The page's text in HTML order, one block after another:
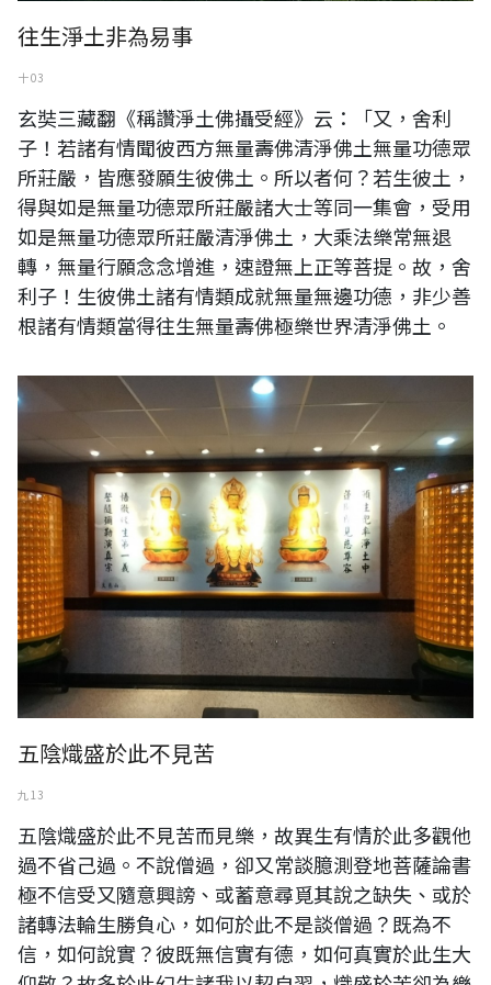
往生淨土非為易事
十 03
玄奘三藏翻《稱讚淨土佛攝受經》云：「又，舍利
子！若諸有情聞彼西方無量壽佛清淨佛土無量功德眾
所莊嚴，皆應發願生彼佛土。所以者何？若生彼土，
得與如是無量功德眾所莊嚴諸大士等同一集會，受用
如是無量功德眾所莊嚴清淨佛土，大乘法樂常無退
轉，無量行願念念增進，速證無上正等菩提。故，舍
利子！生彼佛土諸有情類成就無量無邊功德，非少善
根諸有情類當得往生無量壽佛極樂世界清淨佛土。
五陰熾盛於此不見苦
九 13
五陰熾盛於此不見苦而見樂，故異生有情於此多觀他
過不省己過。不說僧過，卻又常談臆測登地菩薩論書
極不信受又隨意興謗、或蓄意尋覓其說之缺失、或於
諸轉法輪生勝負心，如何於此不是談僧過？既為不
信，如何說實？彼既無信實有德，如何真實於此生大